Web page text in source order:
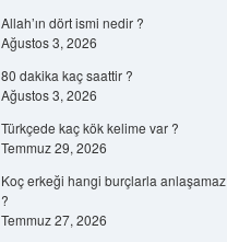
Allah’ın dört ismi nedir ?
Ağustos 3, 2026
80 dakika kaç saattir ?
Ağustos 3, 2026
Türkçede kaç kök kelime var ?
Temmuz 29, 2026
Koç erkeği hangi burçlarla anlaşamaz
?
Temmuz 27, 2026